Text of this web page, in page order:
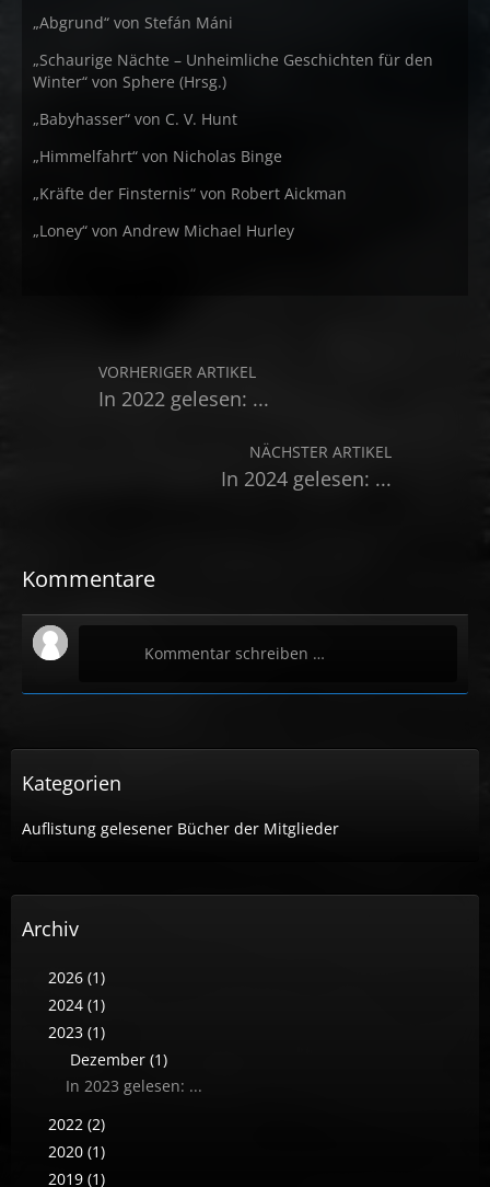
„Abgrund“ von Stefán Máni
„Schaurige Nächte – Unheimliche Geschichten für den
Winter“ von Sphere (Hrsg.)
„Babyhasser“ von C. V. Hunt
„Himmelfahrt“ von Nicholas Binge
„Kräfte der Finsternis“ von Robert Aickman
„Loney“ von Andrew Michael Hurley
VORHERIGER ARTIKEL
In 2022 gelesen: ...
NÄCHSTER ARTIKEL
In 2024 gelesen: ...
Kommentare
Kommentar schreiben …
Kategorien
Auflistung gelesener Bücher der Mitglieder
Archiv
2026 (1)
2024 (1)
2023 (1)
Dezember (1)
In 2023 gelesen: ...
2022 (2)
2020 (1)
2019 (1)